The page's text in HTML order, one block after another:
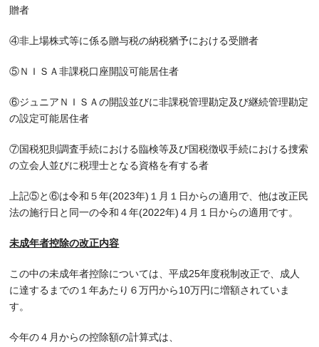
贈者
④非上場株式等に係る贈与税の納税猶予における受贈者
⑤ＮＩＳＡ非課税口座開設可能居住者
⑥ジュニアＮＩＳＡの開設並びに非課税管理勘定及び継続管理勘定
の設定可能居住者
⑦国税犯則調査手続における臨検等及び国税徴収手続における捜索
の立会人並びに税理士となる資格を有する者
上記⑤と⑥は令和５年(2023年)１月１日からの適用で、他は改正民
法の施行日と同一の令和４年(2022年)４月１日からの適用です。
未成年者控除の改正内容
この中の未成年者控除については、平成25年度税制改正で、成人
に達するまでの１年あたり６万円から10万円に増額されていま
す。
今年の４月からの控除額の計算式は、